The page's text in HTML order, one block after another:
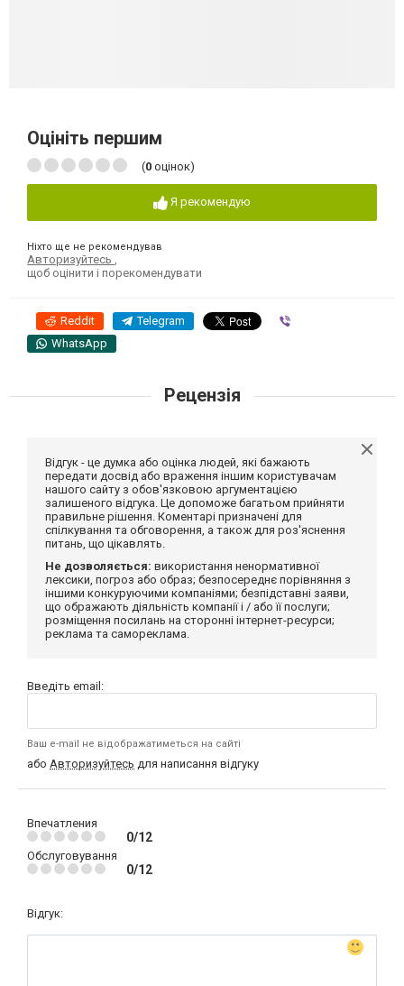
Оцініть першим
(0 оцінок)
Я рекомендую
Ніхто ще не рекомендував
Авторизуйтесь
щоб оцінити і порекомендувати
Reddit Telegram
WhatsApp
Рецензія
Відгук - це думка або оцінка людей, які бажають
передати досвід або враження іншим користувачам
нашого сайту з обов'язковою аргументацією
залишеного відгука. Це допоможе багатьом прийняти
правильне рішення. Коментарі призначені для
спілкування та обговорення, а також для роз'яснення
питань, що цікавлять.
Не дозволяється: використання ненормативної
лексики, погроз або образ; безпосереднє порівняння з
іншими конкуруючими компаніями; безпідставні заяви,
що ображають діяльність компанії і / або її послуги;
розміщення посилань на сторонні інтернет-ресурси;
реклама та самореклама.
Введіть email:
Ваш e-mail не відображатиметься на сайті
або Авторизуйтесь для написання відгуку
Впечатления
0/12
Обслуговування
0/12
Відгук: